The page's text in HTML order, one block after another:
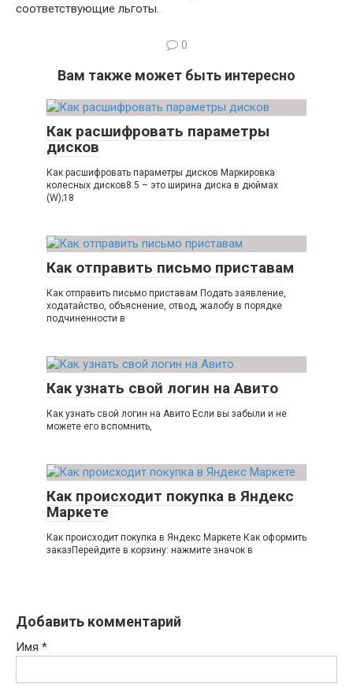
соответствующие льготы.
0
Вам также может быть интересно
Как расшифровать параметры
дисков
Как расшифровать параметры дисков Маркировка
колесных дисков8.5 – это ширина диска в дюймах
(W);18
Как отправить письмо приставам
Как отправить письмо приставам Подать заявление,
ходатайство, объяснение, отвод, жалобу в порядке
подчиненности в
Как узнать свой логин на Авито
Как узнать свой логин на Авито Если вы забыли и не
можете его вспомнить,
Как происходит покупка в Яндекс
Маркете
Как происходит покупка в Яндекс Маркете Как оформить
заказПерейдите в корзину: нажмите значок в
Добавить комментарий
Имя *